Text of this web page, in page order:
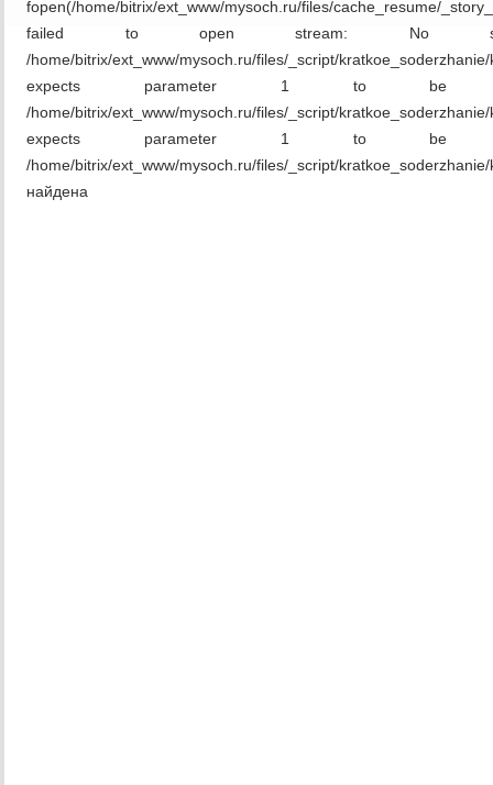
fopen(/home/bitrix/ext_www/mysoch.ru/files/cache_resume/
failed to open stream: No
/home/bitrix/ext_www/mysoch.ru/files/_script/
expects parameter 1 to be
/home/bitrix/ext_www/mysoch.ru/files/_script/
expects parameter 1 to be
/home/bitrix/ext_www/mysoch.ru/files/_script/
найдена